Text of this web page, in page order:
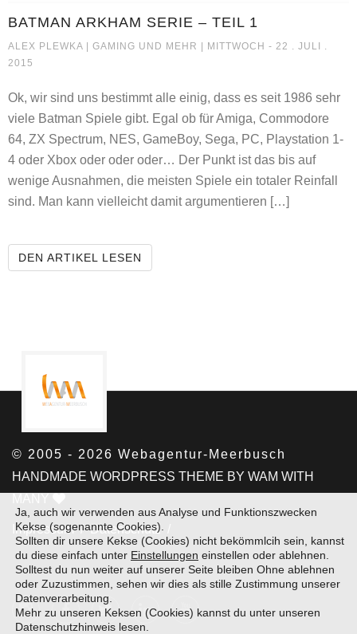
BATMAN ARKHAM SERIE – TEIL 1
ALEX PLEWKA | GAMING UND MEHR BATMAN ARKHAM SERIE –
| MITTWOCH - 22 . JULI .
2015
Ok, wir sind uns bestimmt alle einig, dass es seit 1986 sehr
viele Batman Spiele gibt. Egal ob für Amiga, Commodore
64, ZX Spectrum, NES, GameBoy, Sega, PC, Playstation 1-
4 oder Xbox oder oder oder… Der Punkt ist das bis auf
wenige Ausnahmen, die meisten Spiele ein totaler Reinfall
sind. Man kann vielleicht damit argumentieren […]
DEN ARTIKEL LESEN
© 2005 - 2026 Webagentur-Meerbusch
HANDMADE WORDPRESS THEME BY WAM WITH
Impressum /Datenschutz /
Ja, auch wir verwenden aus Analyse und Funktionszwecken
Kekse (sogenannte Cookies).
Sollten dir unsere Kekse (Cookies) nicht bekömmlcih sein, kannst
du diese einfach unter Einstellungen einstellen oder ablehnen.
Solltest du nun weiter auf unserer Seite bleiben Ohne ablehnen
oder Zuzustimmen, sehen wir dies als stille Zustimmung unserer
Datenverarbeitung.
Mehr zu unseren Keksen (Cookies) kannst du unter unseren
Datenschutzhinweis lesen.